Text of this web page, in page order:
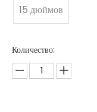
15 дюймов
Количество: